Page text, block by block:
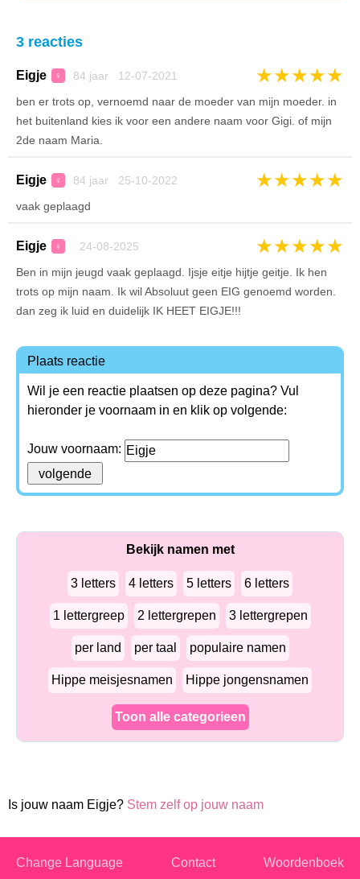
3 reacties
Eigje ♀ 84 jaar 12-07-2021 ★★★★★
ben er trots op, vernoemd naar de moeder van mijn moeder. in
het buitenland kies ik voor een andere naam voor Gigi. of mijn
2de naam Maria.
Eigje ♀ 84 jaar 25-10-2022 ★★★★★
vaak geplaagd
Eigje ♀ 24-08-2025 ★★★★★
Ben in mijn jeugd vaak geplaagd. Ijsje eitje hijtje geitje. Ik hen
trots op mijn naam. Ik wil Absoluut geen EIG genoemd worden.
dan zeg ik luid en duidelijk IK HEET EIGJE!!!
Plaats reactie
Wil je een reactie plaatsen op deze pagina? Vul
hieronder je voornaam in en klik op volgende:
Jouw voornaam:
Bekijk namen met
3 letters 4 letters 5 letters 6 letters
1 lettergreep 2 lettergrepen 3 lettergrepen
per land per taal populaire namen
Hippe meisjesnamen Hippe jongensnamen
Toon alle categorieen
Is jouw naam Eigje? Stem zelf op jouw naam
Change Language Contact Woordenboek